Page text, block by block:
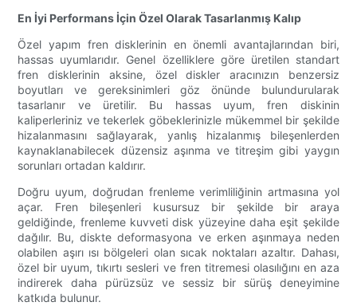
En İyi Performans İçin Özel Olarak Tasarlanmış Kalıp
Özel yapım fren disklerinin en önemli avantajlarından biri,
hassas uyumlarıdır. Genel özelliklere göre üretilen standart
fren disklerinin aksine, özel diskler aracınızın benzersiz
boyutları ve gereksinimleri göz önünde bulundurularak
tasarlanır ve üretilir. Bu hassas uyum, fren diskinin
kaliperleriniz ve tekerlek göbeklerinizle mükemmel bir şekilde
hizalanmasını sağlayarak, yanlış hizalanmış bileşenlerden
kaynaklanabilecek düzensiz aşınma ve titreşim gibi yaygın
sorunları ortadan kaldırır.
Doğru uyum, doğrudan frenleme verimliliğinin artmasına yol
açar. Fren bileşenleri kusursuz bir şekilde bir araya
geldiğinde, frenleme kuvveti disk yüzeyine daha eşit şekilde
dağılır. Bu, diskte deformasyona ve erken aşınmaya neden
olabilen aşırı ısı bölgeleri olan sıcak noktaları azaltır. Dahası,
özel bir uyum, tıkırtı sesleri ve fren titremesi olasılığını en aza
indirerek daha pürüzsüz ve sessiz bir sürüş deneyimine
katkıda bulunur.